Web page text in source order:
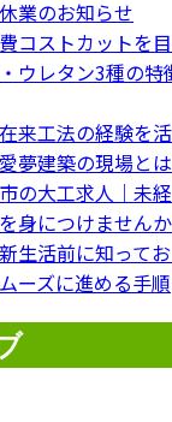
業のお知らせ
コストカットを
ウレタン3種の特
来工法の経験を
夢建築の現場とは
の大工求人｜未
身につけません
生活前に知って
ーズに進める手順